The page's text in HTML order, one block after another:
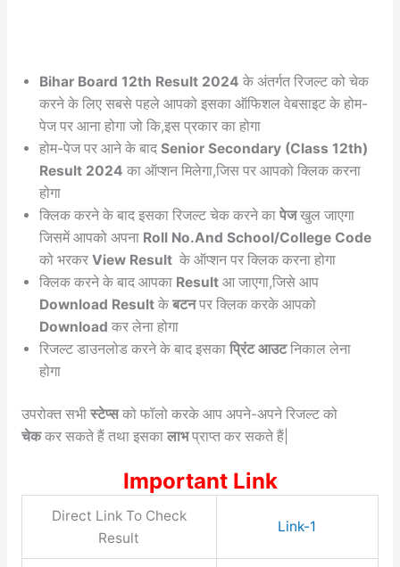
Bihar Board 12th Result 2024 के अंतर्गत रिजल्ट को चेक
करने के लिए सबसे पहले आपको इसका ऑफिशल वेबसाइट के होम-
पेज पर आना होगा जो कि,इस प्रकार का होगा
होम-पेज पर आने के बाद Senior Secondary (Class 12th)
Result 2024 का ऑप्शन मिलेगा,जिस पर आपको क्लिक करना
होगा
क्लिक करने के बाद इसका रिजल्ट चेक करने का पेजखुल जाएगा
जिसमें आपको अपना Roll No.And School/College Code
को भरकर View Result के ऑप्शन पर क्लिक करना होगा
क्लिक करने के बाद आपका Result आ जाएगा,जिसे आप
Download Result के बटनपर क्लिक करके आपको
Download कर लेना होगा
रिजल्ट डाउनलोड करने के बाद इसका प्रिंट आउटनिकाल लेना
होगा
उपरोक्त सभी स्टेप्सको फॉलो करके आप अपने-अपने रिजल्ट को
चेककर सकते हैं तथा इसका लाभप्राप्त कर सकते हैं|
Important Link
Direct Link To Check
Result
Link-1